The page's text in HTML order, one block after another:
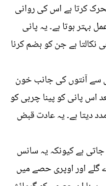
کرتا ہے اس کی روانی
بہتر ہوتا ہے۔ یہ پانی
نکالتا ہے جن کو ہضم کرنا
سے آنتوں کی جانب خون
اس پانی کو پینا چربی کو
دیتا ہے۔ یہ عادت قبض
ہے کیونکہ یہ سانس
گلے اور اوپری حصے میں